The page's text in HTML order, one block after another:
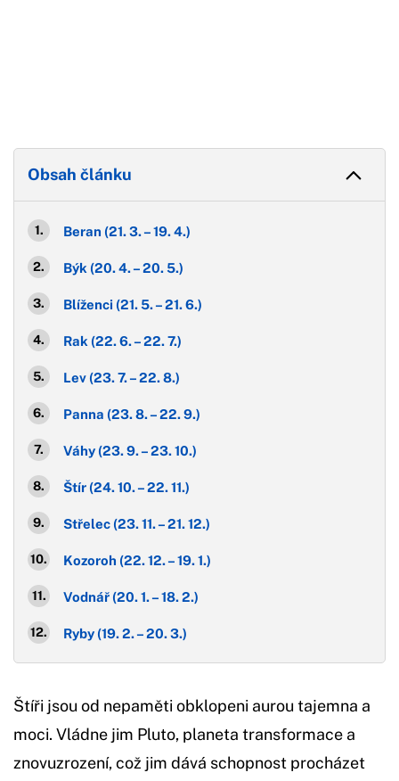
Obsah článku
Beran (21. 3. – 19. 4.)
Býk (20. 4. – 20. 5.)
Blíženci (21. 5. – 21. 6.)
Rak (22. 6. – 22. 7.)
Lev (23. 7. – 22. 8.)
Panna (23. 8. – 22. 9.)
Váhy (23. 9. – 23. 10.)
Štír (24. 10. – 22. 11.)
Střelec (23. 11. – 21. 12.)
Kozoroh (22. 12. – 19. 1.)
Vodnář (20. 1. – 18. 2.)
Ryby (19. 2. – 20. 3.)
Štíři jsou od nepaměti obklopeni aurou tajemna a
moci. Vládne jim Pluto, planeta transformace a
znovuzrození, což jim dává schopnost procházet